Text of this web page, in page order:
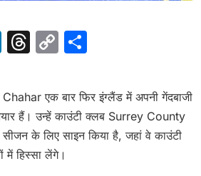
LinkedIn
Threads
Copy
एक बार फिर इंग्लैंड में अपनी गेंदबाजी
हैं। उन्हें काउंटी क्लब Surrey County
के लिए साइन किया है, जहां वे काउंटी
में हिस्सा लेंगे।